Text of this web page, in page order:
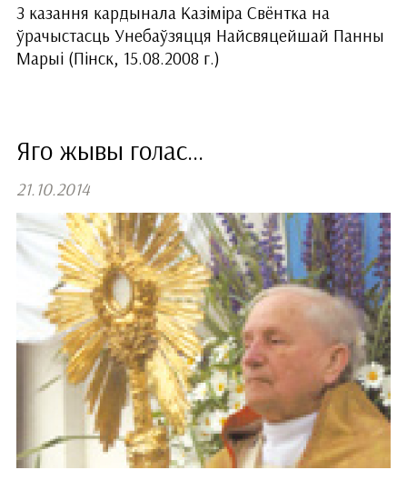
З казання кардынала Казіміра Свёнтка на
ўрачыстасць Унебаўзяцця Найсвяцейшай Панны
Марыі (Пінск, 15.08.2008 г.)
Яго жывы голас...
21.10.2014